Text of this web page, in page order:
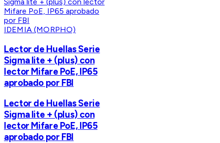
IDEMIA (MORPHO)
Lector de Huellas Serie
Sigma lite + (plus) con
lector Mifare PoE, IP65
aprobado por FBI
Lector de Huellas Serie
Sigma lite + (plus) con
lector Mifare PoE, IP65
aprobado por FBI